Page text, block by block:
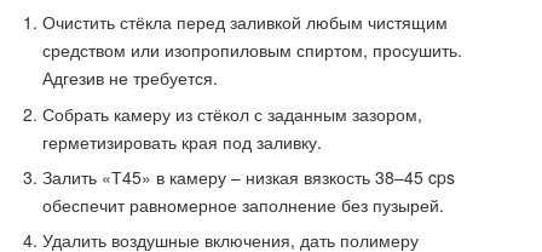
Очистить стёкла перед заливкой любым чистящим
средством или изопропиловым спиртом, просушить.
Адгезив не требуется.
Собрать камеру из стёкол с заданным зазором,
герметизировать края под заливку.
Залить «Т45» в камеру – низкая вязкость 38–45 cps
обеспечит равномерное заполнение без пузырей.
Удалить воздушные включения, дать полимеру